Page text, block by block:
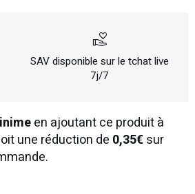
volunteer_activism
SAV disponible sur le tchat live
7j/7
en ajoutant ce produit à
une réduction de 0,35€sur